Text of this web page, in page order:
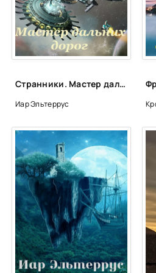
24
25
Странники. Мастер дальних дорог - Иар Эльтеррус (книга 1)
Иар Эльтеррус